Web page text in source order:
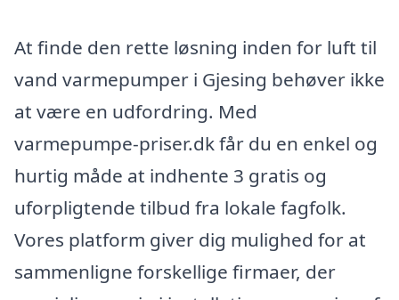
At finde den rette løsning inden for luft til
vand varmepumper i Gjesing behøver ikke
at være en udfordring. Med
varmepumpe-priser.dk får du en enkel og
hurtig måde at indhente 3 gratis og
uforpligtende tilbud fra lokale fagfolk.
Vores platform giver dig mulighed for at
sammenligne forskellige firmaer, der